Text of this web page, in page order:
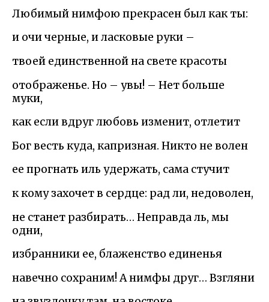
Любимый нимфою прекрасен был как ты:
и очи черные, и ласковые руки –
твоей единственной на свете красоты
отображенье. Но – увы! – Нет больше
муки,
как если вдруг любовь изменит, отлетит
Бог весть куда, капризная. Никто не волен
ее прогнать иль удержать, сама стучит
к кому захочет в сердце: рад ли, недоволен,
не станет разбирать… Неправда ль, мы
одни,
избранники ее, блаженство единенья
навечно сохраним! А нимфы друг… Взгляни